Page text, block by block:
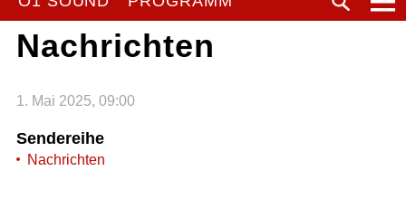
Nachrichten
1. Mai 2025, 09:00
Sendereihe
Nachrichten